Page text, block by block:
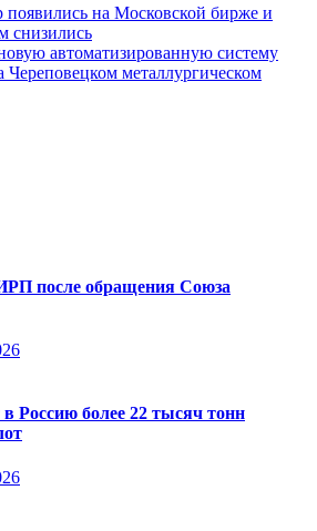
на Московской бирже и
снизились
автоматизированную систему
Череповецком металлургическом
после обращения Союза
Россию более 22 тысяч тонн